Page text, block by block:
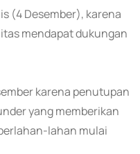
(4 Desember), karena
mendapat dukungan
karena penutupan
yang memberikan
lahan mulai